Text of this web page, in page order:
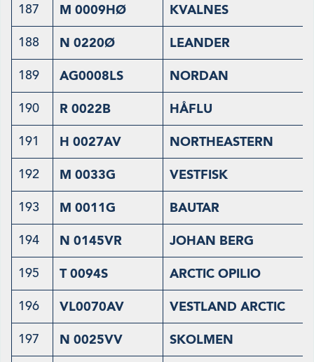
187 M 0009HØ KVALNES
188 N 0220Ø LEANDER
189 AG0008LS NORDAN
190 R 0022B HÅFLU
191 H 0027AV NORTHEASTERN
192 M 0033G VESTFISK
193 M 0011G BAUTAR
194 N 0145VR JOHAN BERG
195 T 0094S ARCTIC OPILIO
196 VL0070AV VESTLAND ARCTIC
197 N 0025VV SKOLMEN